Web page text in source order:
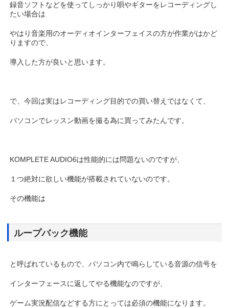
録音ソフトなどを使ってしっかり唄やギターをレコーディングし
たい場合は
やはり音楽用のオーディオインターフェイスの方が作業がはかど
りますので、
導入した方が良いと思います。
で、今回は実はレコーディング目的での買い替えではなくて、
パソコンでレッスン動画を撮る為に買ってみたんです。
KOMPLETE AUDIO6は性能的には問題ないのですが、
１つ絶対に欲しい機能が搭載されていないのです。
その機能は
ループバック機能
と呼ばれているもので、パソコン内で鳴らしている音源の信号を
インターフェースに返してやる機能なのですが、
ゲーム実況配信などする方にとっては必須の機能になります。